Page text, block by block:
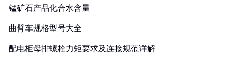
锰矿石产品化合水含量
曲臂车规格型号大全
配电柜母排螺栓力矩要求及连接规范详解